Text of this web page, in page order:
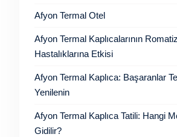
Afyon Termal Otel
Afyon Termal Kaplıcalarının
Hastalıklarına Etkisi
Afyon Termal Kaplıca: Başaranlar
Yenilenin
Afyon Termal Kaplıca Tatili: Hangi
Gidilir?